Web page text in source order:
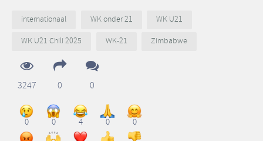
internationaal WK onder 21
WK U21
WK U21 Chili 2025
WK-21 Zimbabwe
3247 0 0
0 0 4 0 0